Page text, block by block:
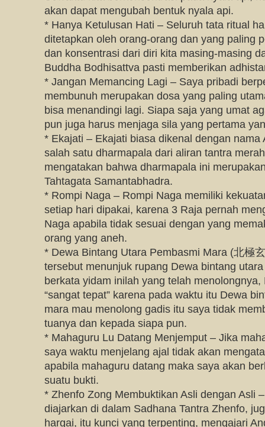
akan dapat mengubah bentuk nyala api.
* Hanya Ketulusan Hati – Seluruh tata ritual
ditetapkan oleh orang-orang dan yang paling
dan konsentrasi dari diri kita masing-masing
Buddha Bodhisattva pasti memberikan
* Jangan Memancing Lagi – Saya pribadi
membunuh merupakan dosa yang paling
bisa menandingi lagi. Siapa saja yang umat
pun juga harus menjaga sila yang pertama
* Ekajati – Ekajati biasa dikenal dengan nama
salah satu dharmapala dari aliran tantra
mengatakan bahwa dharmapala ini
Tahtagata Samantabhadra.
* Rompi Naga – Rompi Naga memiliki
setiap hari dipakai, karena 3 Raja pernah
Naga apabila tidak sesuai dengan yang
orang yang aneh.
* Dewa Bintang Utara Pembasmi Mara (北極
tersebut menunjuk rupang Dewa bintang
berkata yidam inilah yang telah
“sangat tepat” karena pada waktu itu Dewa
mara mau menolong gadis itu saya tidak
tuanya dan kepada siapa pun.
* Mahaguru Lu Datang Menjemput – Jika
saya waktu menjelang ajal tidak akan
apabila mahaguru datang maka saya akan
suatu bukti.
* Zhenfo Zong Membuktikan Asli dengan Asli
diajarkan di dalam Sadhana Tantra Zhenfo,
hargai, itu kunci yang terpenting, mengajari